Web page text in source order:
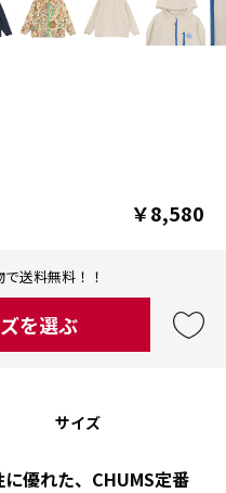
￥8,580
送料無料！！
を選ぶ
サイズ
優れた、CHUMS定番